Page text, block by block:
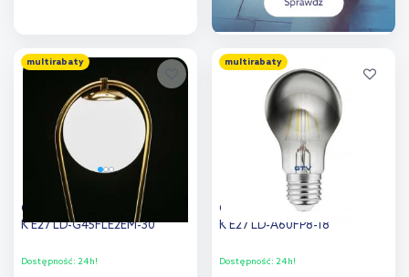
Dodaj do
porównania
multirabaty
GTV żarówka LED 1x2 W 3000
K E27 LD-G45FLE2EM-30
Dostępność: 24h!
multirabaty
GTV żarówka LED 1x8 W 1800
K E27 LD-A60FP8-18
Dostępność: 24h!